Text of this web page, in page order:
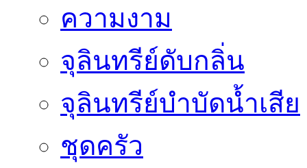
ความงาม
จุลินทรีย์ดับกลิ่น
จุลินทรีย์บำบัดน้ำเสีย
ชุดครัว